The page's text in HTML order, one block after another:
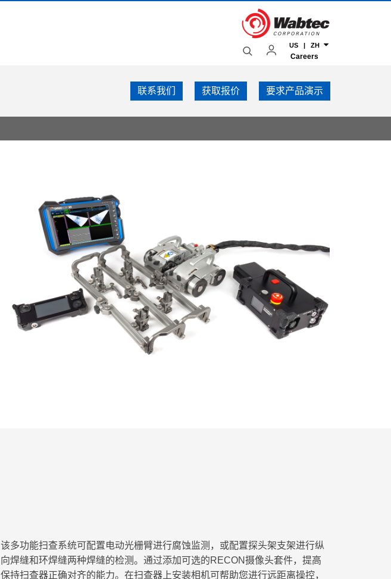
US | ZH
Careers
联系我们 获取报价 要求产品演示
该多功能扫查系统可配置电动光栅臂进行腐蚀监测，或配置探头架支架进行纵
向焊缝和环焊缝两种焊缝的检测。通过添加可选的RECON摄像头套件，提高
保持扫查器正确对齐的能力。在扫查器上安装相机可帮助您进行远距离操控，